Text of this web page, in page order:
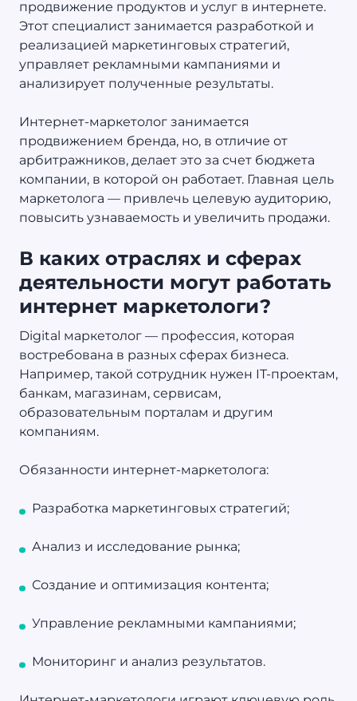
продвижение продуктов и услуг в интернете.
Этот специалист занимается разработкой и
реализацией маркетинговых стратегий,
управляет рекламными кампаниями и
анализирует полученные результаты.
Интернет-маркетолог занимается
продвижением бренда, но, в отличие от
арбитражников, делает это за счет бюджета
компании, в которой он работает. Главная цель
маркетолога — привлечь целевую аудиторию,
повысить узнаваемость и увеличить продажи.
В каких отраслях и сферах
деятельности могут работать
интернет маркетологи?
Digital маркетолог — профессия, которая
востребована в разных сферах бизнеса.
Например, такой сотрудник нужен IT-проектам,
банкам, магазинам, сервисам,
образовательным порталам и другим
компаниям.
Обязанности интернет-маркетолога:
Разработка маркетинговых стратегий;
Анализ и исследование рынка;
Создание и оптимизация контента;
Управление рекламными кампаниями;
Мониторинг и анализ результатов.